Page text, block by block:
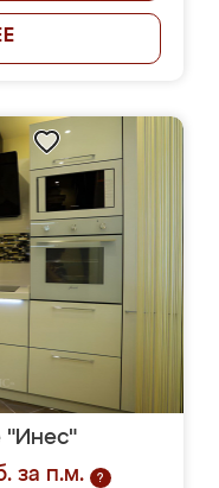
"Инес"
за п.м.
?